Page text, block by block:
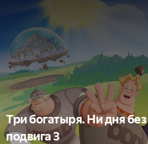
Три богатыря. Ни дня без
подвига 3